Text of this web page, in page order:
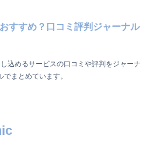
すすめ？口コミ評判ジャーナル
込めるサービスの口コミや評判をジャーナ
でまとめています。